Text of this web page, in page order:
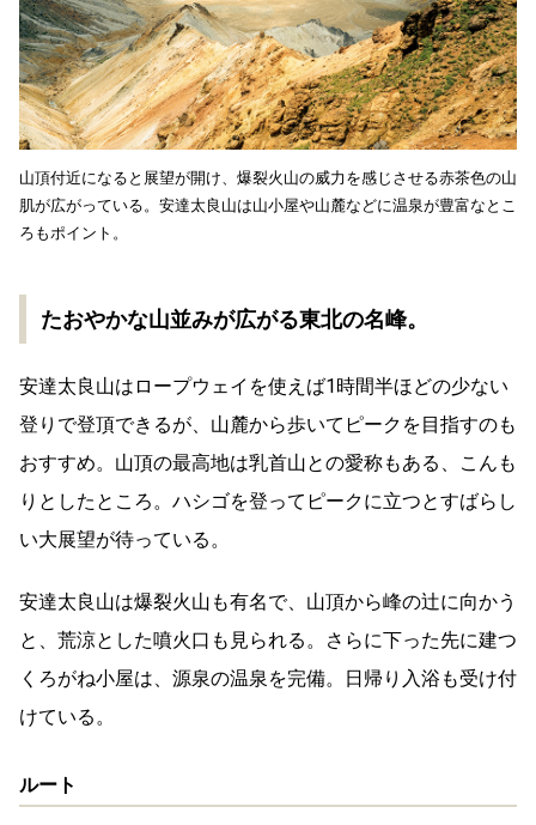
山頂付近になると展望が開け、爆裂火山の威力を感じさせる赤茶色の山
肌が広がっている。安達太良山は山小屋や山麓などに温泉が豊富なとこ
ろもポイント。
たおやかな山並みが広がる東北の名峰。
安達太良山はロープウェイを使えば1時間半ほどの少ない
登りで登頂できるが、山麓から歩いてピークを目指すのも
おすすめ。山頂の最高地は乳首山との愛称もある、こんも
りとしたところ。ハシゴを登ってピークに立つとすばらし
い大展望が待っている。
安達太良山は爆裂火山も有名で、山頂から峰の辻に向かう
と、荒涼とした噴火口も見られる。さらに下った先に建つ
くろがね小屋は、源泉の温泉を完備。日帰り入浴も受け付
けている。
ルート